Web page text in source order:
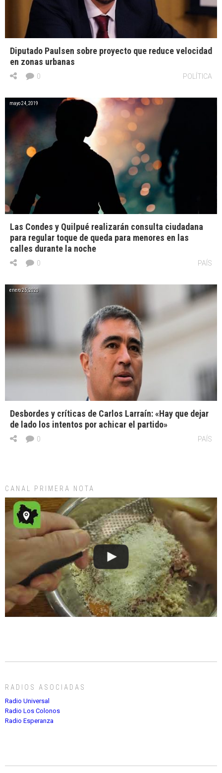
Diputado Paulsen sobre proyecto que reduce velocidad
en zonas urbanas
POLÍTICA
0
mayo 24, 2019
Las Condes y Quilpué realizarán consulta ciudadana
para regular toque de queda para menores en las
calles durante la noche
PAÍS
0
enero 25, 2020
Desbordes y críticas de Carlos Larraín: «Hay que dejar
de lado los intentos por achicar el partido»
PAÍS
0
CANAL PRIMERA NOTA
RADIOS ASOCIADAS
Radio Universal
Radio Los Colonos
Radio Esperanza